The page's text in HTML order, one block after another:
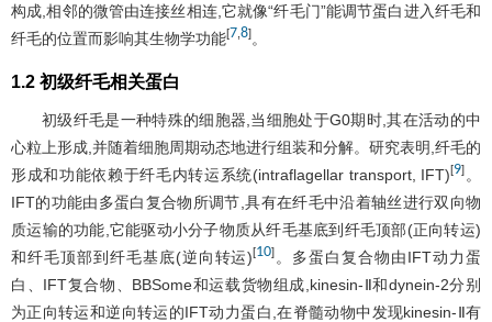
构成,相邻的微管由连接丝相连,它就像“纤毛门”能调节蛋白进入纤毛和
纤毛的位置而影响其生物学功能[7,8] 。
1.2 初级纤毛相关蛋白
初级纤毛是一种特殊的细胞器,当细胞处于G0期时,其在活动的中
心粒上形成,并随着细胞周期动态地进行组装和分解。研究表明,纤毛的
形成和功能依赖于纤毛内转运系统(intraflagellar transport, IFT)[9] 。
IFT的功能由多蛋白复合物所调节,具有在纤毛中沿着轴丝进行双向物
质运输的功能,它能驱动小分子物质从纤毛基底到纤毛顶部(正向转运)
和纤毛顶部到纤毛基底(逆向转运)[10] 。多蛋白复合物由IFT动力蛋
白、IFT复合物、BBSome和运载货物组成,kinesin-Ⅱ和dynein-2分别
为正向转运和逆向转运的IFT动力蛋白,在脊髓动物中发现kinesin-Ⅱ有